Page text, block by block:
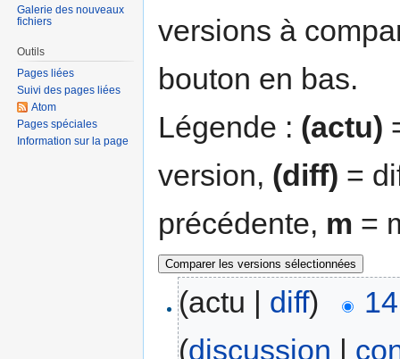
versions à
bouton en bas.
Légende : (actu)
version, (diff) =
précédente, m =
(actu | diff)
(discussion |
Galerie des nouveaux
fichiers
Outils
Pages liées
Suivi des pages liées
Atom
Pages spéciales
Information sur la page